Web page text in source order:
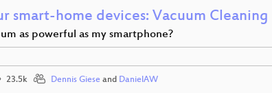
smart-home devices: Vacuum
as powerful as my smartphone?
23.5k Dennis Giese and DanielAW